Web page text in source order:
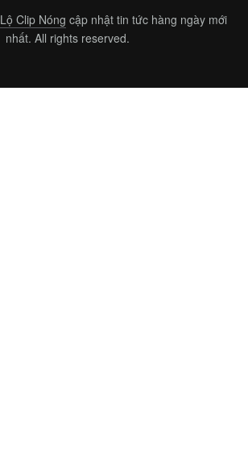
Lộ Clip Nóng cập nhật tin tức hàng ngày mới
nhất. All rights reserved.